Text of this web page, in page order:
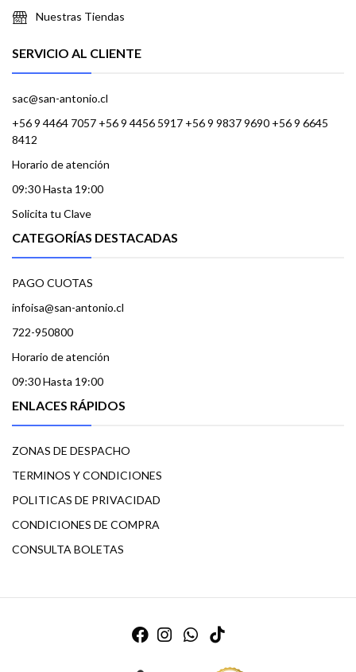
Nuestras Tiendas
SERVICIO AL CLIENTE
sac@san-antonio.cl
+56 9 4464 7057 +56 9 4456 5917 +56 9 9837 9690 +56 9 6645
8412
Horario de atención
09:30 Hasta 19:00
Solicita tu Clave
CATEGORÍAS DESTACADAS
PAGO CUOTAS
infoisa@san-antonio.cl
722-950800
Horario de atención
09:30 Hasta 19:00
ENLACES RÁPIDOS
ZONAS DE DESPACHO
TERMINOS Y CONDICIONES
POLITICAS DE PRIVACIDAD
CONDICIONES DE COMPRA
CONSULTA BOLETAS